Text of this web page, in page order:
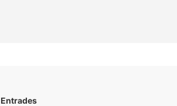
Entrades